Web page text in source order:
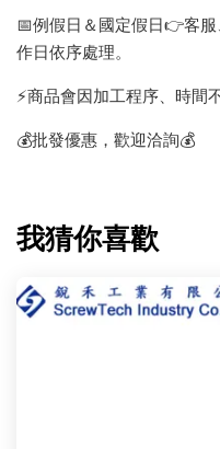
📅例假日＆國定假日👉客
作日依序處理。
⚡️商品會因加工程序、時間
💰批發優惠，歡迎洽詢💰
我猜你喜歡